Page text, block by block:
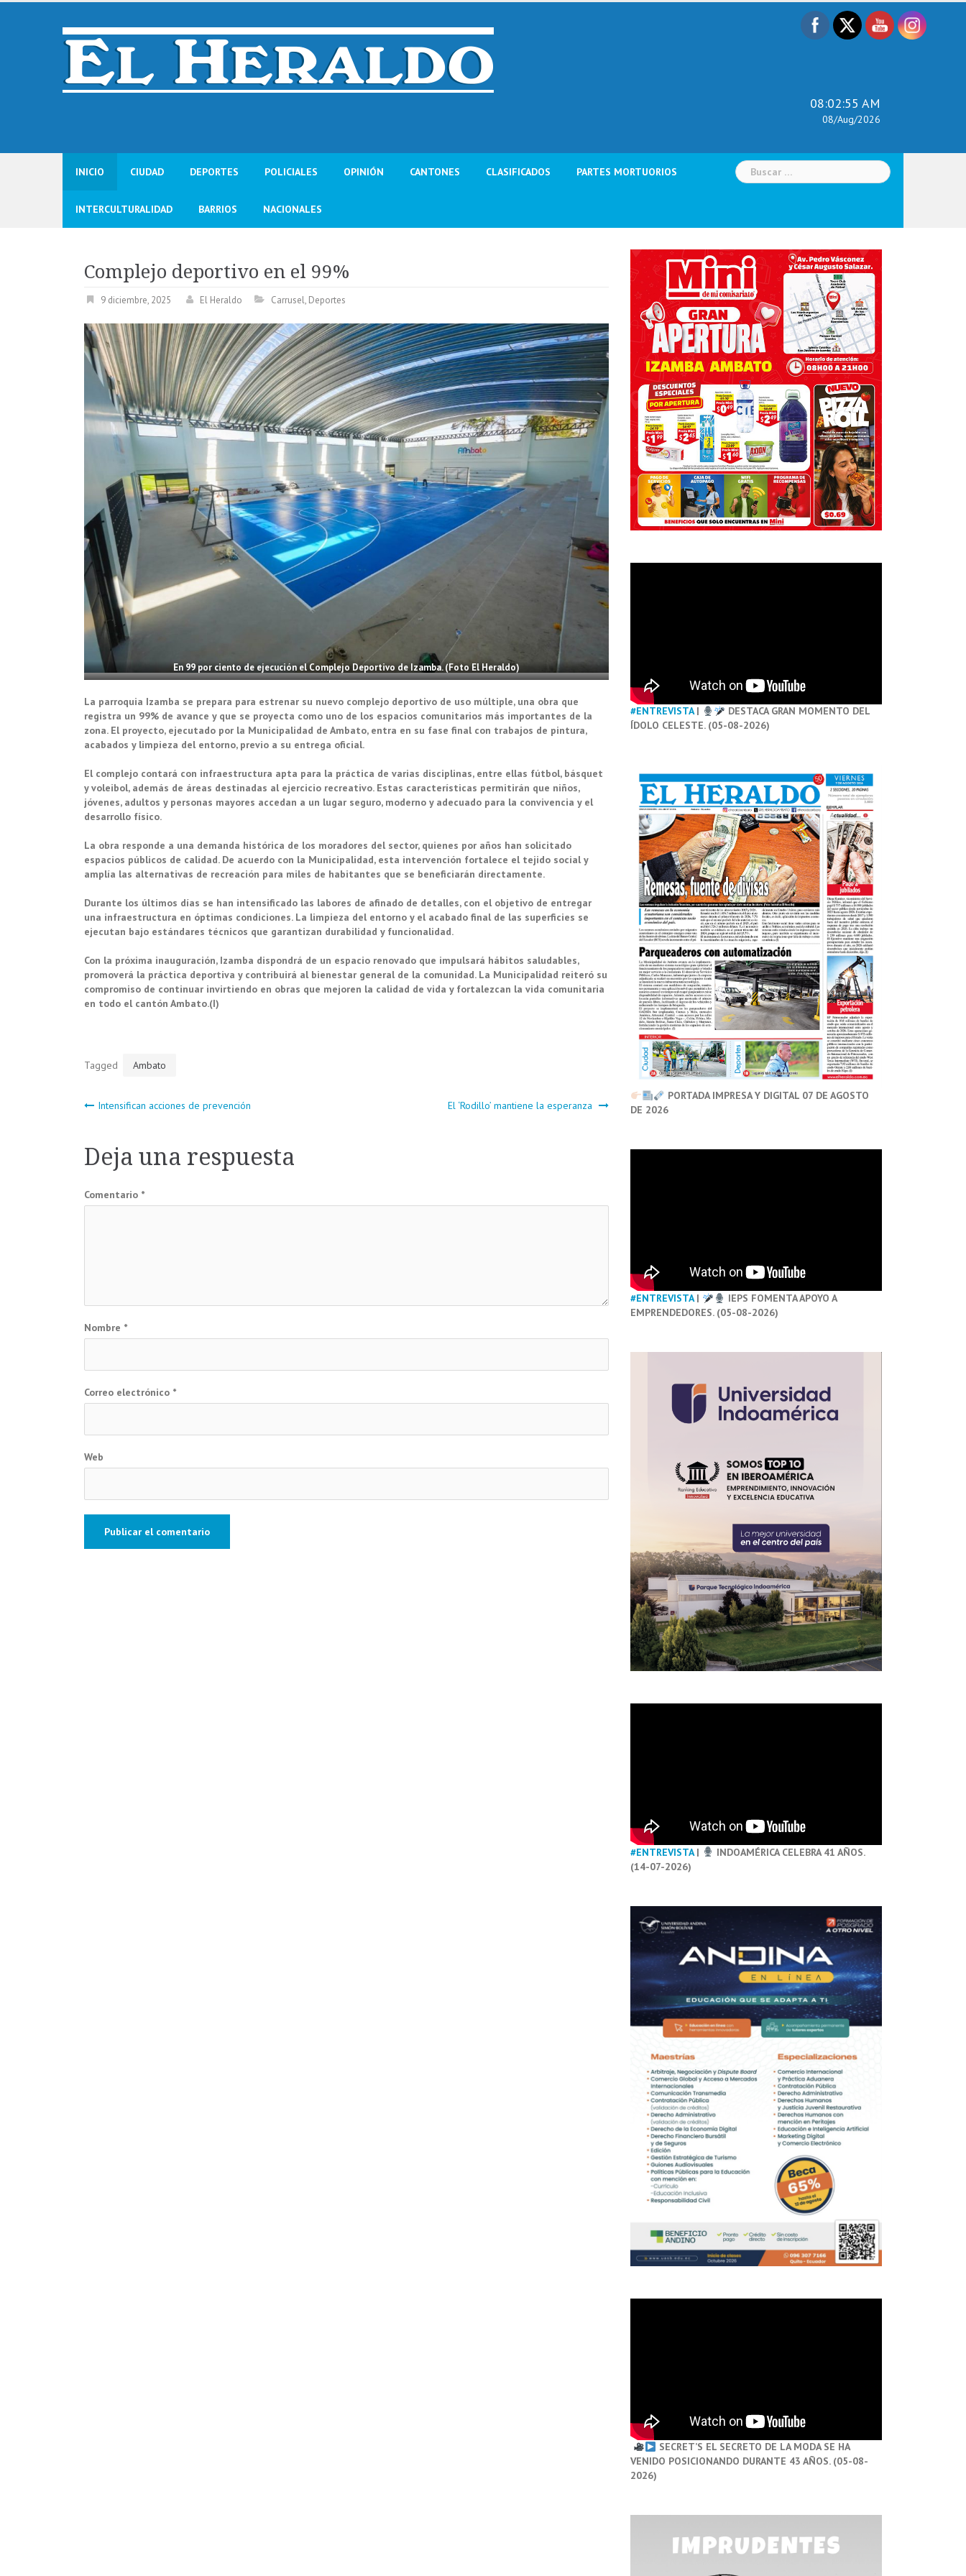
Skip
08:02:56 AM
08/Aug/2026
INICIO CIUDAD DEPORTES POLICIALES OPINIÓN CANTONES CLASIFICADOS PARTES MORTUORIOS
INTERCULTURALIDAD BARRIOS NACIONALES
Buscar:
Complejo deportivo en el 99%
9 diciembre, 2025 El Heraldo Carrusel, Deportes
En 99 por ciento de ejecución el Complejo Deportivo de Izamba. (Foto El Heraldo)
La parroquia Izamba se prepara para estrenar su nuevo complejo deportivo de uso múltiple, una obra que
registra un 99% de avance y que se proyecta como uno de los espacios comunitarios más importantes de la
zona. El proyecto, ejecutado por la Municipalidad de Ambato, entra en su fase final con trabajos de pintura,
acabados y limpieza del entorno, previo a su entrega oficial.
El complejo contará con infraestructura apta para la práctica de varias disciplinas, entre ellas fútbol, básquet
y voleibol, además de áreas destinadas al ejercicio recreativo. Estas características permitirán que niños,
jóvenes, adultos y personas mayores accedan a un lugar seguro, moderno y adecuado para la convivencia y el
desarrollo físico.
La obra responde a una demanda histórica de los moradores del sector, quienes por años han solicitado
espacios públicos de calidad. De acuerdo con la Municipalidad, esta intervención fortalece el tejido social y
amplía las alternativas de recreación para miles de habitantes que se beneficiarán directamente.
Durante los últimos días se han intensificado las labores de afinado de detalles, con el objetivo de entregar
una infraestructura en óptimas condiciones. La limpieza del entorno y el acabado final de las superficies se
ejecutan bajo estándares técnicos que garantizan durabilidad y funcionalidad.
Con la próxima inauguración, Izamba dispondrá de un espacio renovado que impulsará hábitos saludables,
promoverá la práctica deportiva y contribuirá al bienestar general de la comunidad. La Municipalidad reiteró su
compromiso de continuar invirtiendo en obras que mejoren la calidad de vida y fortalezcan la vida comunitaria
en todo el cantón Ambato.(I)
Tagged Ambato
Navegación
de
entradas
Intensifican acciones de prevención El ‘Rodillo’ mantiene la esperanza
Deja una respuesta
Comentario *
Nombre *
Correo electrónico *
Web
#ENTREVISTA|
DESTACA GRAN MOMENTO DEL
ÍDOLO CELESTE. (05-08-2026)
PORTADA IMPRESA Y DIGITAL 07 DE AGOSTO
DE 2026
#ENTREVISTA|
IEPS FOMENTA APOYO A
EMPRENDEDORES. (05-08-2026)
#ENTREVISTA|
INDOAMÉRICA CELEBRA 41 AÑOS.
(14-07-2026)
SECRET’S EL SECRETO DE LA MODA SE HA
VENIDO POSICIONANDO DURANTE 43 AÑOS. (05-08-
2026)